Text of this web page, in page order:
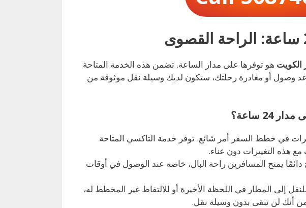
هو توفرها على مدار الساعة. تضمن هذه الخدمة المتاحة
عن موعد وصول أو مغادرة رحلتك، ستكون لديك وسيلة نقل موثوقة من
ساعة؟
في خطط السفر أمر شائع. توفر خدمة التاكسي المتاحة
يمنح المسافرين راحة البال، خاصة عند الوصول في أوقات
إلى المطار في اللحظة الأخيرة أو للالتقاط غير المخطط له،
أنك لن تبقى بدون وسيلة نقل.